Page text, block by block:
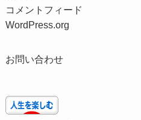
コメントフィード
WordPress.org
お問い合わせ